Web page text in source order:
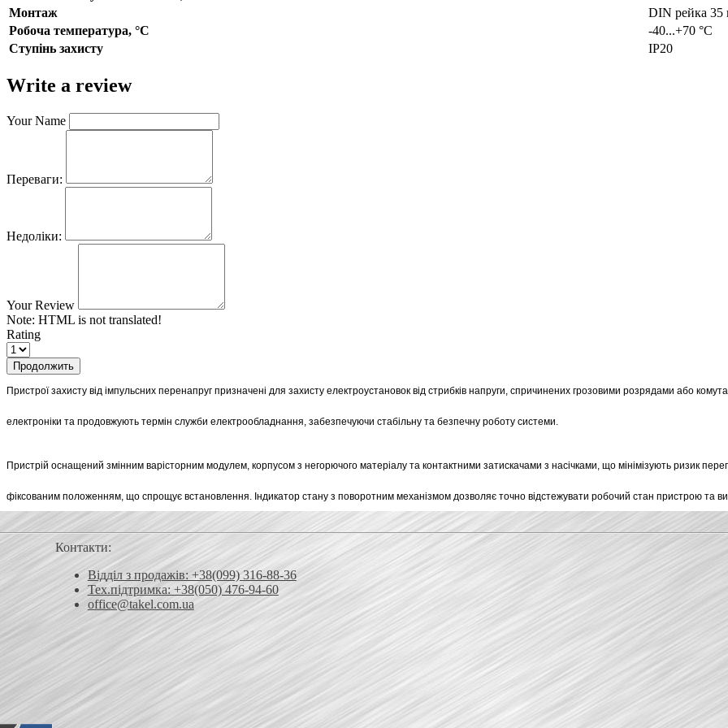
Монтаж
DIN рейка 35
Робоча температура, °С
-40...+70 °С
Ступінь захисту
IP20
Write a review
Your Name
Переваги:
Недоліки:
Your Review
Note: HTML is not translated!
Rating
Продолжить
Пристрої захисту від імпульсних перенапруг призначені для захисту електроустановок від стрибків напруги, спричинених грозовими розрядами або
електроніки та продовжують термін служби електрообладнання, забезпечуючи стабільну та безпечну роботу системи.
Пристрій оснащений змінним варісторним модулем, корпусом з негорючого матеріалу та контактними затискачами з насічками, що мінімізують ризик
фіксованим положенням, що спрощує встановлення. Індикатор стану з поворотним механізмом дозволяє точно відстежувати робочий стан пристрою та
Контакти:
Відділ з продажів: +38(099) 316-88-36
Тех.підтримка: +38(050) 476-94-60
office@takel.com.ua